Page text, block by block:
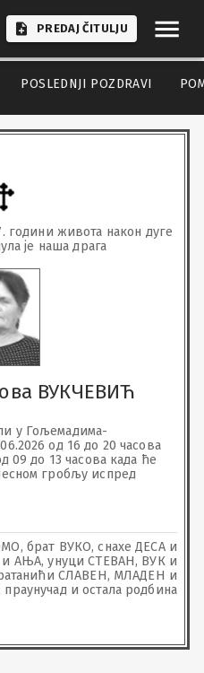
PREDAJ ČITULJU
POSLEDNJI POZDRAVI
години живота након дуге
је наша драга
ВУКЧЕВИЋ
у Гољемадима-
од 16 до 20 часова
09 до 13 часова када ће
гробљу испред
брат ВУКО, снахе ДЕСА и
АЊА, унуци СТЕВАН, ВУК и
СЛАВЕН, МЛАДЕН и
и остала родбина